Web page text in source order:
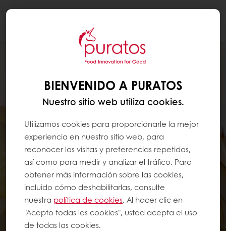
BIENVENIDO A PURATOS
Nuestro sitio web utiliza cookies.
Utilizamos cookies para proporcionarle la mejor
experiencia en nuestro sitio web, para
reconocer las visitas y preferencias repetidas,
así como para medir y analizar el tráfico. Para
obtener más información sobre las cookies,
incluido cómo deshabilitarlas, consulte
nuestra política de cookies. Al hacer clic en
"Acepto todas las cookies", usted acepta el uso
de todas las cookies.